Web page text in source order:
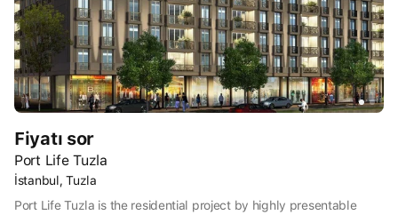
Fiyatı sor
Port Life Tuzla
İstanbul, Tuzla
Port Life Tuzla is the residential project by highly presentable